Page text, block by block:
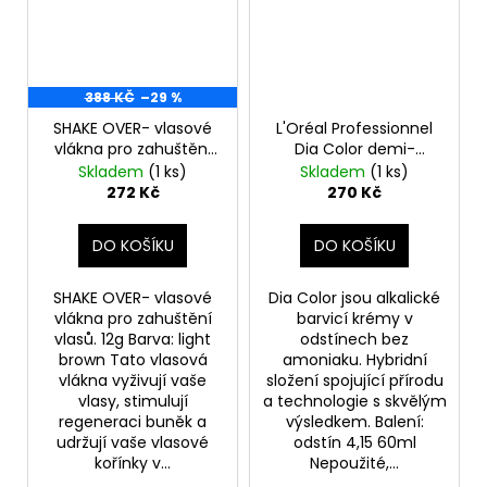
388 KČ –29 %
SHAKE OVER- vlasové
vlákna pro zahuštění
vlasů, 12g-light brown
Skladem (1 ks)
272 Kč
DO KOŠÍKU
SHAKE OVER- vlasové
vlákna pro zahuštění
vlasů. 12g Barva: light
brown Tato vlasová
vlákna vyživují vaše
vlasy, stimulují
regeneraci buněk a
udržují vaše vlasové
kořínky v...
L'Oréal Professionnel
Dia Color demi-
permanentní barva na
vlasy 4.15 60ml
Skladem (1 ks)
270 Kč
DO KOŠÍKU
Dia Color jsou alkalické
barvicí krémy v
odstínech bez
amoniaku. Hybridní
složení spojující přírodu
a technologie s skvělým
výsledkem. Balení:
odstín 4,15 60ml
Nepoužité,...